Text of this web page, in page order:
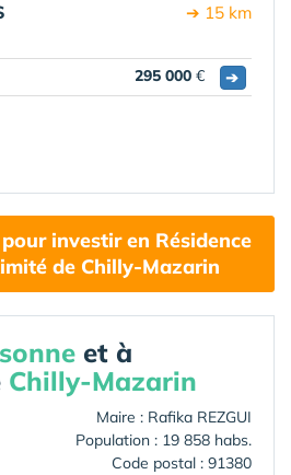
➔ 15 km
295 000 € ➔
investir en Résidence
de Chilly-Mazarin
et à
Chilly-Mazarin
Maire : Rafika REZGUI
Population : 19 858 habs.
Code postal : 91380